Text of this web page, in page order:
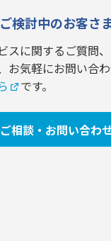
ご検討中のお客さ
スに関するご質問
お気軽にお問い合
です。
ご相談・お問い合わ